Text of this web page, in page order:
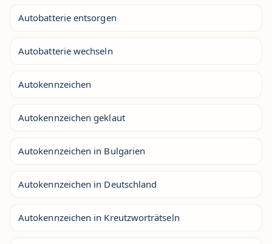
Autobatterie entsorgen
Autobatterie wechseln
Autokennzeichen
Autokennzeichen geklaut
Autokennzeichen in Bulgarien
Autokennzeichen in Deutschland
Autokennzeichen in Kreutzworträtseln